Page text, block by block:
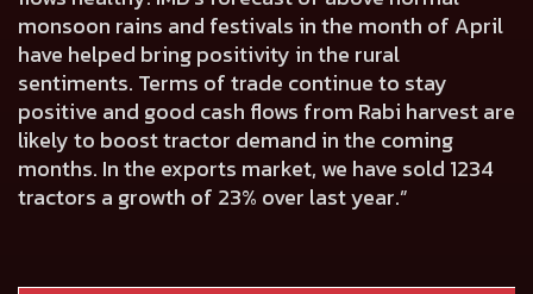
monsoon rains and festivals in the month of April
have helped bring positivity in the rural
sentiments. Terms of trade continue to stay
positive and good cash flows from Rabi harvest are
likely to boost tractor demand in the coming
months. In the exports market, we have sold 1234
tractors a growth of 23% over last year.”